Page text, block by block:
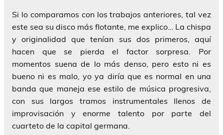
Si lo comparamos con los trabajos anteriores, tal vez
este sea su disco más flotante, me explico… La chispa
y originalidad que tenían sus dos primeros, aquí
hacen que se pierda el factor sorpresa. Por
momentos suena de lo más denso, pero esto ni es
bueno ni es malo, yo ya diría que es normal en una
banda que maneja ese estilo de música progresiva,
con sus largos tramos instrumentales llenos de
improvisación y enorme talento por parte del
cuarteto de la capital germana.